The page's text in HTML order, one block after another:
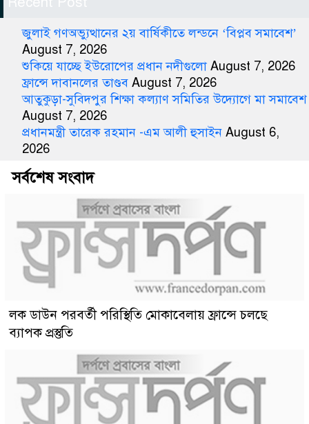
জুলাই গণঅভ্যুত্থানের ২য় বার্ষিকীতে লন্ডনে ‘বিপ্লব সমাবেশ’
August 7, 2026
শুকিয়ে যাচ্ছে ইউরোপের প্রধান নদীগুলো August 7, 2026
ফ্রান্সে দাবানলের তাণ্ডব August 7, 2026
আতুকুড়া-সুবিদপুর শিক্ষা কল্যাণ সমিতির উদ্যোগে মা সমাবেশ
August 7, 2026
প্রধানমন্ত্রী তারেক রহমান -এম আলী হুসাইন August 6,
2026
সর্বশেষ সংবাদ
লক ডাউন পরবর্তী পরিস্থিতি মোকাবেলায় ফ্রান্সে চলছে
ব্যাপক প্রস্তুতি